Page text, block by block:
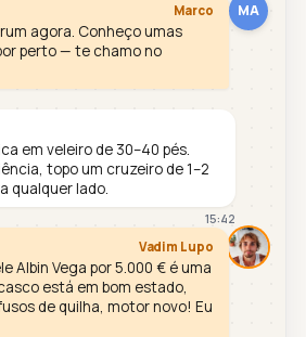
MA
Marco
agora. Conheço umas
perto — te chamo no
em veleiro de 30–40 pés.
topo um cruzeiro de 1–2
qualquer lado.
15:42
Vadim Lupo
Albin Vega por 5.000 € é uma
está em bom estado,
de quilha, motor novo! Eu